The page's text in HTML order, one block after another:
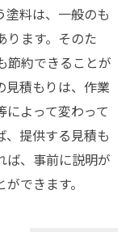
塗料は、一般のも
ります。そのた
節約できることが
見積もりは、作業
よって変わって
、提供する見積も
ば、事前に説明が
できます。